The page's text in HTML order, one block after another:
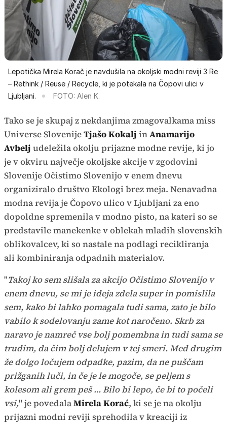
Lepotička Mirela Korač je navdušila na okoljski modni reviji 3 Re
– Rethink / Reuse / Recycle, ki je potekala na Čopovi ulici v
Ljubljani.
FOTO: Alen K.
Tako se je skupaj z nekdanjima zmagovalkama miss
Universe SlovenijeTjašo Kokalj inAnamarijo
Avbelj udeležila okolju prijazne modne revije, ki jo
je v okviru največje okoljske akcije v zgodovini
Slovenije Očistimo Slovenijo v enem dnevu
organiziralo društvo Ekologi brez meja. Nenavadna
modna revija je Čopovo ulico v Ljubljani za eno
dopoldne spremenila v modno pisto, na kateri so se
predstavile manekenke v oblekah mladih slovenskih
oblikovalcev, ki so nastale na podlagi recikliranja
ali kombiniranja odpadnih materialov.
"Takoj ko sem slišala za akcijo Očistimo Slovenijo v
enem dnevu, se mi je ideja zdela super in pomislila
sem, kako bi lahko pomagala tudi sama, zato je bilo
vabilo k sodelovanju zame kot naročeno. Skrb za
naravo je namreč vse bolj pomembna in tudi sama se
trudim, da čim bolj delujem v tej smeri. Med drugim
že dolgo ločujem odpadke, pazim, da ne puščam
prižganih luči, in če je le mogoče, se peljem s
kolesom ali grem peš … Bilo bi lepo, če bi to počeli
vsi," je povedalaMirela Korać, ki se je na okolju
prijazni modni reviji sprehodila v kreaciji iz